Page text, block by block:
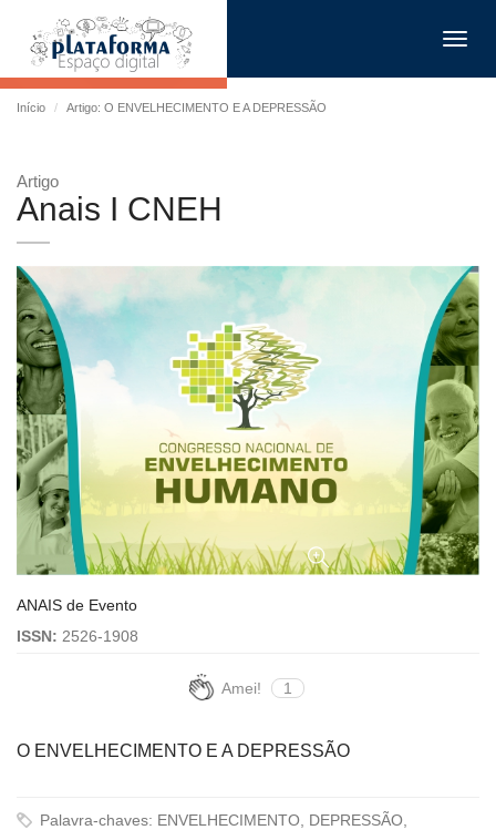
Início Artigo: O ENVELHECIMENTO E A DEPRESSÃO
Artigo
Anais I CNEH
ANAIS de Evento
ISSN: 2526-1908
Amei! 1
O ENVELHECIMENTO E A DEPRESSÃO
Palavra-chaves: ENVELHECIMENTO, DEPRESSÃO,